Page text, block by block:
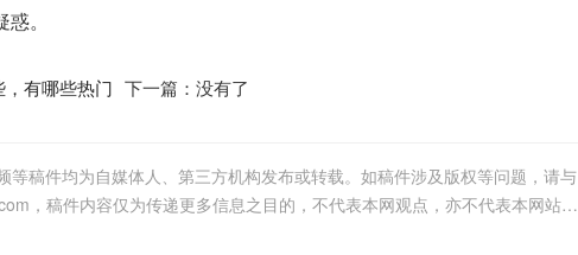
。
有哪些热门 下一篇：没有了
稿件均为自媒体人、第三方机构发布或转载。如稿件涉及版权等问题，请与
我们联系删除或处理，客服邮箱123456@qq.com，稿件内容仅为传递更多信息之目的，不代表本网观点，亦不代表本网站赞同